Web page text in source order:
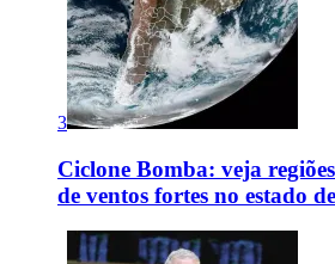
3
Ciclone Bomba: veja
de ventos fortes no estado